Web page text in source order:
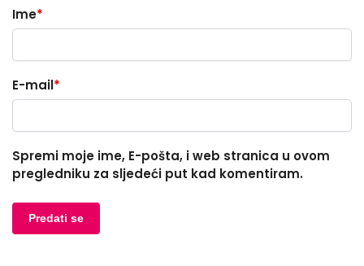
Ime*
E-mail*
Spremi moje ime, E-pošta, i web stranica u ovom
pregledniku za sljedeći put kad komentiram.